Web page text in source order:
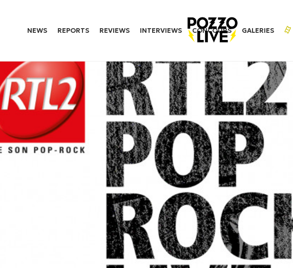
NEWS REPORTS REVIEWS INTERVIEWS CONCOURS GALERIES